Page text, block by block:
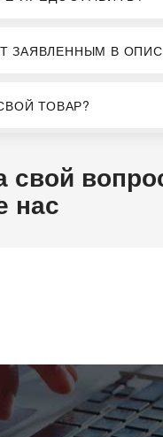
ЗАЯВЛЕННЫМ В
ТОВАР?
свой
нас